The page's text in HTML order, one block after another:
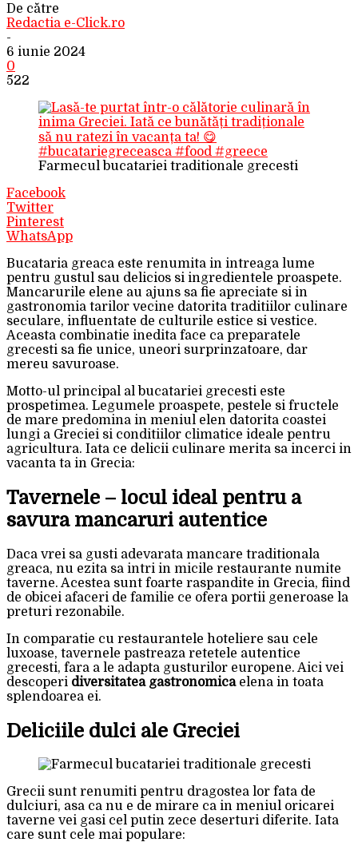
De către
Redactia e-Click.ro
-
6 iunie 2024
0
522
Farmecul bucatariei traditionale grecesti
Facebook
Twitter
Pinterest
WhatsApp
Bucataria greaca este renumita in intreaga lume
pentru gustul sau delicios si ingredientele proaspete.
Mancarurile elene au ajuns sa fie apreciate si in
gastronomia tarilor vecine datorita traditiilor culinare
seculare, influentate de culturile estice si vestice.
Aceasta combinatie inedita face ca preparatele
grecesti sa fie unice, uneori surprinzatoare, dar
mereu savuroase.
Motto-ul principal al bucatariei grecesti este
prospetimea. Legumele proaspete, pestele si fructele
de mare predomina in meniul elen datorita coastei
lungi a Greciei si conditiilor climatice ideale pentru
agricultura. Iata ce delicii culinare merita sa incerci in
vacanta ta in Grecia:
Tavernele – locul ideal pentru a
savura mancaruri autentice
Daca vrei sa gusti adevarata mancare traditionala
greaca, nu ezita sa intri in micile restaurante numite
taverne. Acestea sunt foarte raspandite in Grecia, fiind
de obicei afaceri de familie ce ofera portii generoase la
preturi rezonabile.
In comparatie cu restaurantele hoteliere sau cele
luxoase, tavernele pastreaza retetele autentice
grecesti, fara a le adapta gusturilor europene. Aici vei
descoperi diversitatea gastronomicaelena in toata
splendoarea ei.
Deliciile dulci ale Greciei
Grecii sunt renumiti pentru dragostea lor fata de
dulciuri, asa ca nu e de mirare ca in meniul oricarei
taverne vei gasi cel putin zece deserturi diferite. Iata
care sunt cele mai populare: